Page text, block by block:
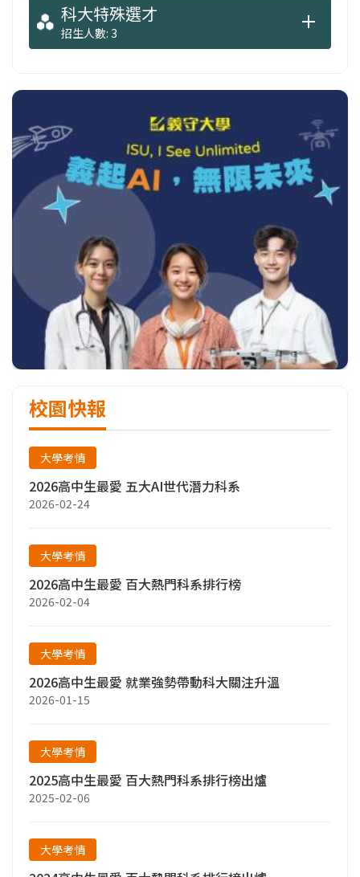
科大特殊選才
招生人數: 3
校園快報
大學考情
2026高中生最愛 五大AI世代潛力科系
2026-02-24
大學考情
2026高中生最愛 百大熱門科系排行榜
2026-02-04
大學考情
2026高中生最愛 就業強勢帶動科大關注升溫
2026-01-15
大學考情
2025高中生最愛 百大熱門科系排行榜出爐
2025-02-06
大學考情